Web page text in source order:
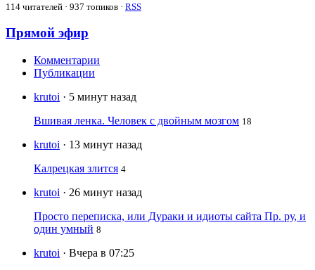
114 читателей · 937 топиков · RSS
Прямой эфир
Комментарии
Публикации
krutoi · 5 минут назад
Вшивая ленка. Человек с двойным мозгом 18
krutoi · 13 минут назад
Калрецкая злится 4
krutoi · 26 минут назад
Просто переписка, или Дураки и идиоты сайта Пр. ру, и
один умный 8
krutoi · Вчера в 07:25